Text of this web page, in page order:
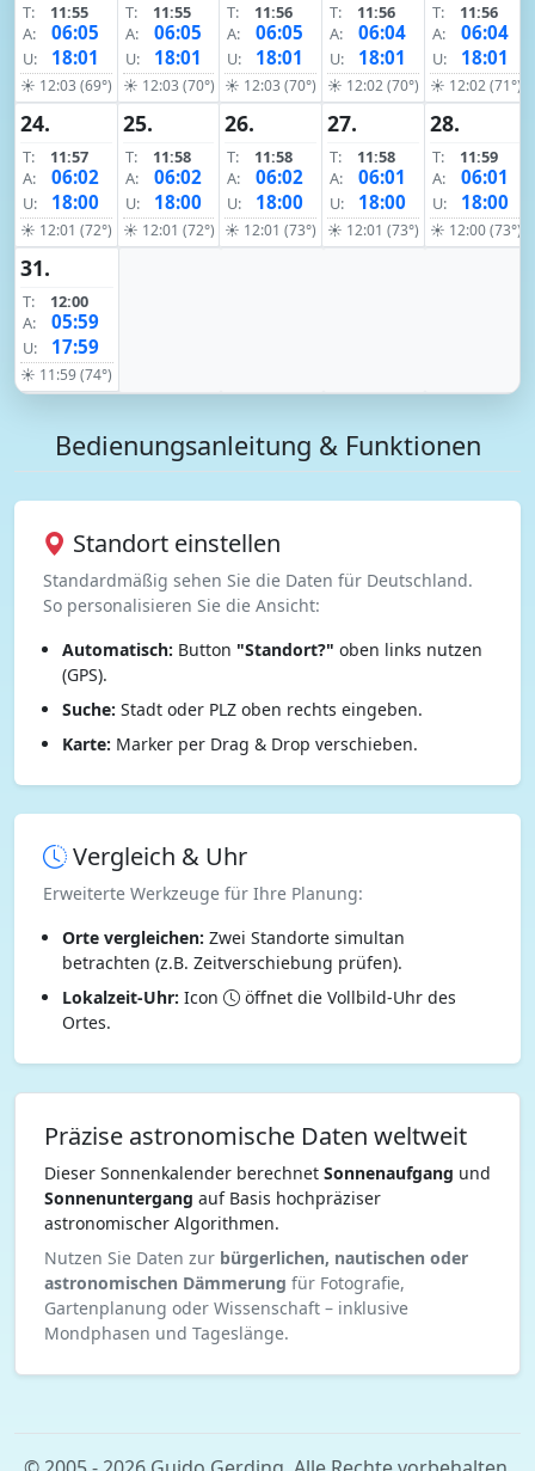
T:
11:55
A:
06:05
U: 18:01
☀ 12:03 (69°)
T:
11:55
A:
06:05
U: 18:01
☀ 12:03 (70°)
T:
11:56
A:
06:05
U: 18:01
☀ 12:03 (70°)
T:
11:56
A:
06:04
U: 18:01
☀ 12:02 (70°)
T:
11:56
A:
06:04
U: 18:01
☀ 12:02 (71°)
24.
T:
11:57
A:
06:02
U: 18:00
☀ 12:01 (72°)
25.
T:
11:58
A:
06:02
U: 18:00
☀ 12:01 (72°)
26.
T:
11:58
A:
06:02
U: 18:00
☀ 12:01 (73°)
27.
T:
11:58
A:
06:01
U: 18:00
☀ 12:01 (73°)
28.
T:
11:59
A:
06:01
U: 18:00
☀ 12:00 (73°)
31.
T:
12:00
A:
05:59
U: 17:59
☀ 11:59 (74°)
Bedienungsanleitung & Funktionen
Standort einstellen
Standardmäßig sehen Sie die Daten für Deutschland.
So personalisieren Sie die Ansicht:
Automatisch: Button "Standort?" oben links nutzen
(GPS).
Suche: Stadt oder PLZ oben rechts eingeben.
Karte: Marker per Drag & Drop verschieben.
Vergleich & Uhr
Erweiterte Werkzeuge für Ihre Planung:
Orte vergleichen: Zwei Standorte simultan
betrachten (z.B. Zeitverschiebung prüfen).
Lokalzeit-Uhr: Icon
öffnet die Vollbild-Uhr des
Ortes.
Präzise astronomische Daten weltweit
Dieser Sonnenkalender berechnet Sonnenaufgang und
Sonnenuntergang auf Basis hochpräziser
astronomischer Algorithmen.
Nutzen Sie Daten zur bürgerlichen, nautischen oder
astronomischen Dämmerung für Fotografie,
Gartenplanung oder Wissenschaft – inklusive
Mondphasen und Tageslänge.